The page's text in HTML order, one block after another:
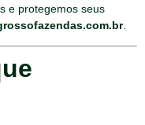
e protegemos seus
.